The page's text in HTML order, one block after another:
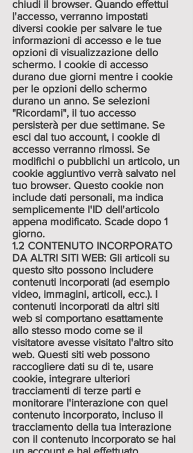
chiudi il browser. Quando effettui
l'accesso, verranno impostati
diversi cookie per salvare le tue
informazioni di accesso e le tue
opzioni di visualizzazione dello
schermo. I cookie di accesso
durano due giorni mentre i cookie
per le opzioni dello schermo
durano un anno. Se selezioni
"Ricordami", il tuo accesso
persisterà per due settimane. Se
esci dal tuo account, i cookie di
accesso verranno rimossi. Se
modifichi o pubblichi un articolo, un
cookie aggiuntivo verrà salvato nel
tuo browser. Questo cookie non
include dati personali, ma indica
semplicemente l'ID dell'articolo
appena modificato. Scade dopo 1
giorno.
1.2 CONTENUTO INCORPORATO
DA ALTRI SITI WEB: Gli articoli su
questo sito possono includere
contenuti incorporati (ad esempio
video, immagini, articoli, ecc.). I
contenuti incorporati da altri siti
web si comportano esattamente
allo stesso modo come se il
visitatore avesse visitato l'altro sito
web. Questi siti web possono
raccogliere dati su di te, usare
cookie, integrare ulteriori
tracciamenti di terze parti e
monitorare l'interazione con quel
contenuto incorporato, incluso il
tracciamento della tua interazione
con il contenuto incorporato se hai